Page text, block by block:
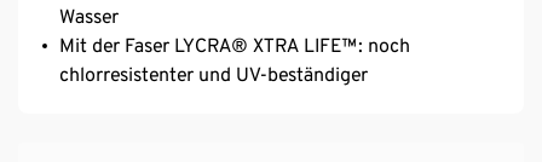
Wasser
Mit der Faser LYCRA® XTRA LIFE™: noch
chlorresistenter und UV-beständiger